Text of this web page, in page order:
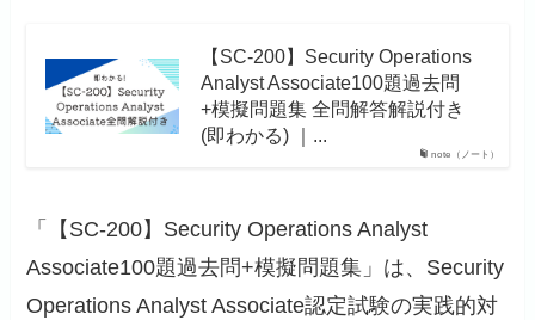
note（ノート）
【SC-200】Security Operations
Analyst Associate100題過去問
+模擬問題集 全問解答解説付き
(即わかる) ｜...
「【SC-200】Security Operations Analyst
Associate100題過去問+模擬問題集」は、Security
Operations Analyst Associate認定試験の実践的対